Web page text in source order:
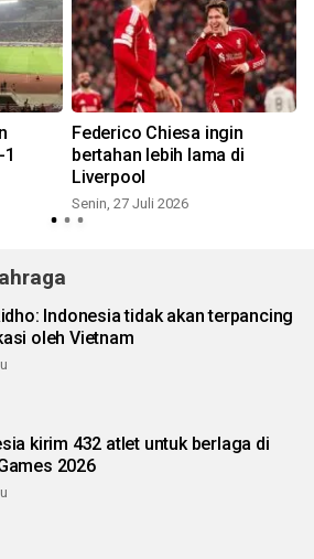
Federico Chiesa ingin
bertahan lebih lama di
Liverpool
Senin, 27 Juli 2026
Indonesia tidak akan terpancing
oleh Vietnam
kirim 432 atlet untuk berlaga di
2026